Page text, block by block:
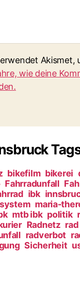
Akismet,
wie deine
bikefilm bikerei
Fahrradunfall
ibk
maria-
mtb ibk politik
Radnetz
radverbot
Sicherheit